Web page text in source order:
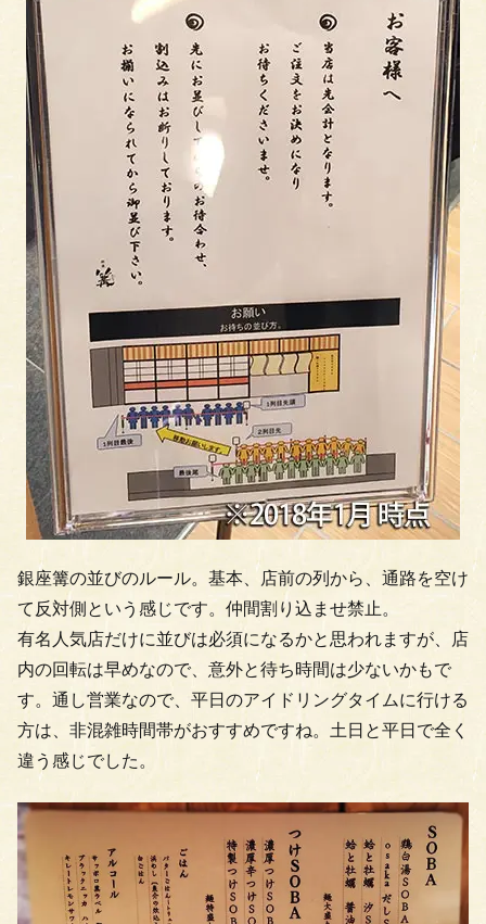
銀座篝の並びのルール。基本、店前の列から、通路を空け
て反対側という感じです。仲間割り込ませ禁止。
有名人気店だけに並びは必須になるかと思われますが、店
内の回転は早めなので、意外と待ち時間は少ないかもで
す。通し営業なので、平日のアイドリングタイムに行ける
方は、非混雑時間帯がおすすめですね。土日と平日で全く
違う感じでした。